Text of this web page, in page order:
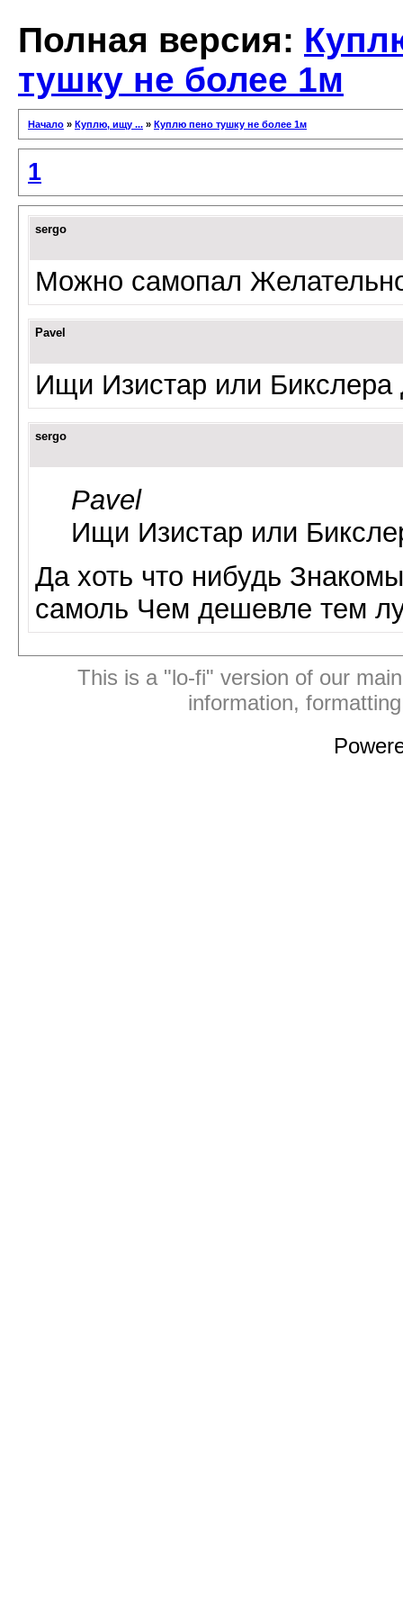
Полная версия:
тушку не более 1м
Начало » Куплю, ищу ... » Куплю пено тушку не более 1м
1
sergo
Можно самопал
Pavel
Ищи Изистар или Бикслера
sergo
Pavel
Ищи Изистар или
Да хоть что нибудь
самоль Чем дешевле тем
This is a "lo-fi" version of our
information,